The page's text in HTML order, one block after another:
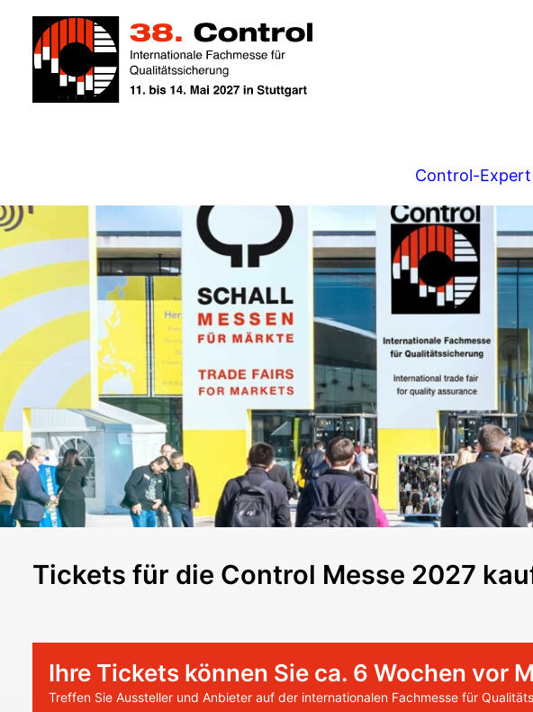
Control-Expert
Tickets für die Control Messe 2027
Ihre Tickets können Sie ca. 6 Wochen vor
Treffen Sie Aussteller und Anbieter auf der internationalen Fachmesse für